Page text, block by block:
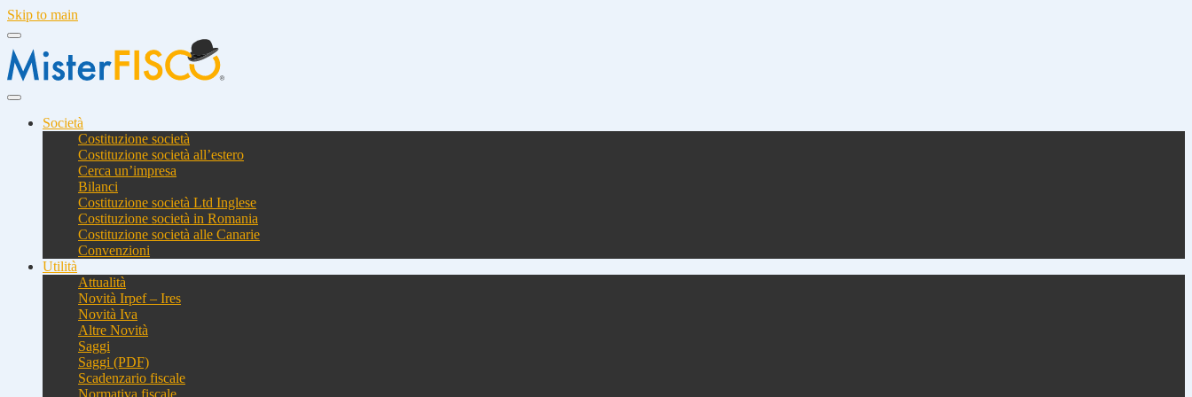
Skip to main
Società
Costituzione società
Costituzione società all’estero
Cerca un’impresa
Bilanci
Costituzione società Ltd Inglese
Costituzione società in Romania
Costituzione società alle Canarie
Convenzioni
Utilità
Attualità
Novità Irpef – Ires
Novità Iva
Altre Novità
Saggi
Saggi (PDF)
Scadenzario fiscale
Normativa fiscale